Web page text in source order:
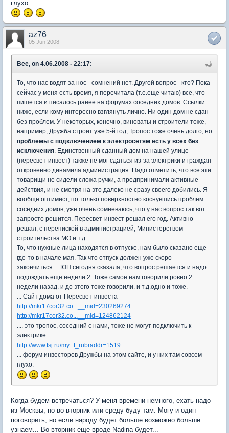
глухо.
az76
05 Jun 2008
Bee, on 4.06.2008 - 22:17:
То, что нас водят за нос - сомнений нет. Другой вопрос - кто? Пока
сейчас у меня есть время, я перечитала (т.е.еще читаю) все, что
пишется и писалось ранее на форумах соседних домов. Ссылки
ниже, если кому интересно взглянуть лично. Ни один дом не сдан
без проблем. У некоторых, конечно, виноваты и строители тоже,
например, Дружба строит уже 5-й год, Тропос тоже очень долго, но
проблемы с подключением к электросетям есть у всех без
исключения. Единственный сданный дом на нашей улице
(пересвет-инвест) также не мог сдаться из-за электрики и граждан
откровенно динамила администрация. Надо отметить, что все эти
товарищи не сидели сложа ручки, а предпринимали активные
действия, и не смотря на это далеко не сразу своего добились. Я
вообще оптимист, по только поверхностно коснувшись проблем
соседних домов, уже очень сомневаюсь, что у нас вопрос так вот
запросто решится. Пересвет-инвест решал его год. Активно
решал, с перепиской в администрацией, Министерством
строительства МО и т.д.
То, что нужные лица находятся в отпуске, нам было сказано еще
где-то в начале мая. Так что отпуск должен уже скоро
закончиться.... ЮП сегодня сказала, что вопрос решается и надо
подождать еще недели 2. Тоже самое нам говорили ровно 2
недели назад. и до этого тоже говорили. и т.д.одно и тоже.
... Сайт дома от Пересвет-инвеста
http://mkr17cor32.co...__mid=230269274
http://mkr17cor32.co...__mid=124862124
.... это тропос, соседний с нами, тоже не могут подключить к
электрике
http://www.tsj.ru/my...t_rubraddr=1519
... форум инвесторов Дружбы на этом сайте, и у них там совсем
глухо.
Когда будем встречаться? У меня времени немного, ехать надо
из Москвы, но во вторник или среду буду там. Могу и один
поговорить, но если народу будет больше возможно больше
узнаем... Во вторник еще вроде Nadina будет...